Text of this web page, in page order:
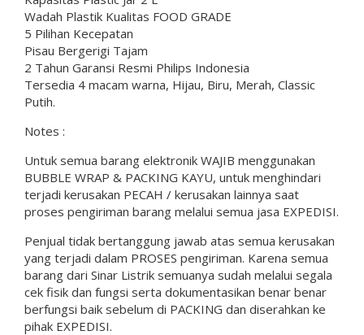
Wadah Plastik Kualitas FOOD GRADE
5 Pilihan Kecepatan
Pisau Bergerigi Tajam
2 Tahun Garansi Resmi Philips Indonesia
Tersedia 4 macam warna, Hijau, Biru, Merah, Classic
Putih.
Notes :
Untuk semua barang elektronik WAJIB menggunakan
BUBBLE WRAP & PACKING KAYU, untuk menghindari
terjadi kerusakan PECAH / kerusakan lainnya saat
proses pengiriman barang melalui semua jasa EXPEDISI.
Penjual tidak bertanggung jawab atas semua kerusakan
yang terjadi dalam PROSES pengiriman. Karena semua
barang dari Sinar Listrik semuanya sudah melalui segala
cek fisik dan fungsi serta dokumentasikan benar benar
berfungsi baik sebelum di PACKING dan diserahkan ke
pihak EXPEDISI.